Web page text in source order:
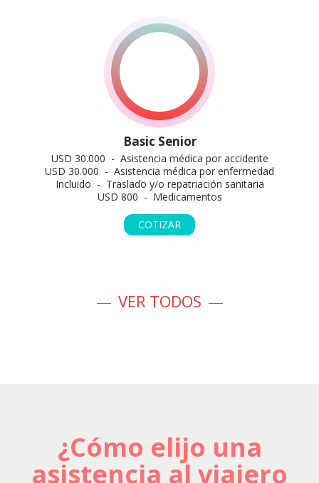
Basic Senior
USD 30.000 - Asistencia médica por accidente
USD 30.000 - Asistencia médica por enfermedad
Incluido - Traslado y/o repatriación sanitaria
USD 800 - Medicamentos
COTIZAR
VER TODOS
¿Cómo elijo una
asistencia al viajero